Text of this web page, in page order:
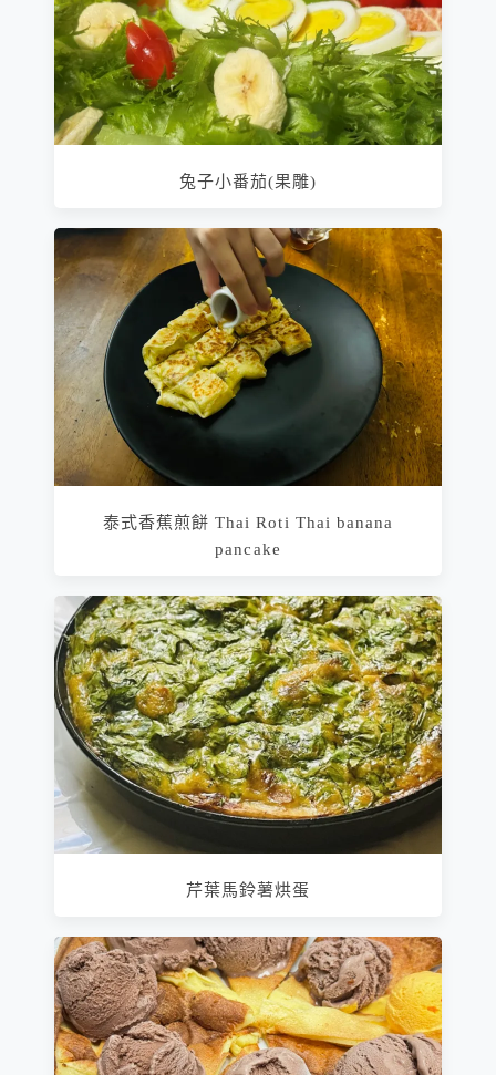
兔子小番茄(果雕)
泰式香蕉煎餅 Thai Roti Thai banana
pancake
芹葉馬鈴薯烘蛋